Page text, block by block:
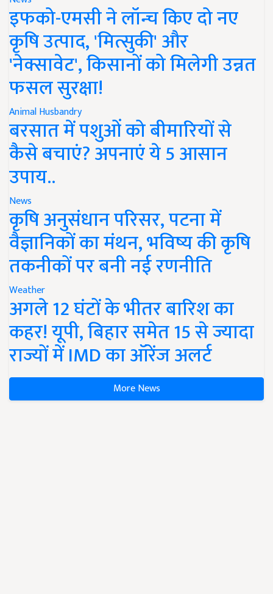
इफको-एमसी ने लॉन्च किए दो नए
कृषि उत्पाद, 'मित्सुकी' और
'नेक्सावेट', किसानों को मिलेगी उन्नत
फसल सुरक्षा!
Animal Husbandry
बरसात में पशुओं को बीमारियों से
कैसे बचाएं? अपनाएं ये 5 आसान
उपाय..
News
कृषि अनुसंधान परिसर, पटना में
वैज्ञानिकों का मंथन, भविष्य की कृषि
तकनीकों पर बनी नई रणनीति
Weather
अगले 12 घंटों के भीतर बारिश का
कहर! यूपी, बिहार समेत 15 से ज्यादा
राज्यों में IMD का ऑरेंज अलर्ट
More News